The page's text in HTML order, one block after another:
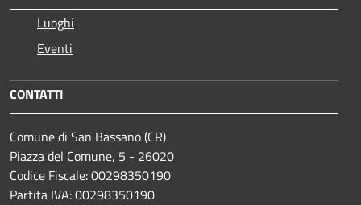
Luoghi
Eventi
CONTATTI
Comune di San Bassano (CR)
Piazza del Comune, 5 - 26020
Codice Fiscale: 00298350190
Partita IVA: 00298350190